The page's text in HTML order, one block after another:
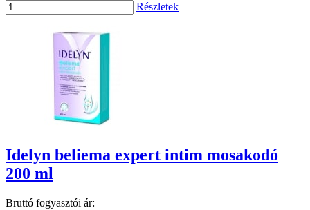
Részletek
Idelyn beliema expert intim mosakodó
200 ml
Bruttó fogyasztói ár: